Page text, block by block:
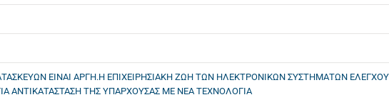
ΕΙΝΑΙ ΑΡΓΗ.Η ΕΠΙΧΕΙΡΗΣΙΑΚΗ ΖΩΗ ΤΩΝ ΗΛΕΚΤΡΟΝΙΚΩΝ ΣΥΣΤΗΜΑΤΩΝ ΕΛΕΓΧΟΥ
ΑΝΤΙΚΑΤΑΣΤΑΣΗ ΤΗΣ ΥΠΑΡΧΟΥΣΑΣ ΜΕ ΝΕΑ ΤΕΧΝΟΛΟΓΙΑ